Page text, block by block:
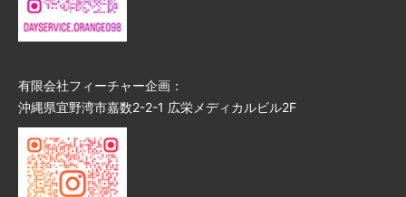
有限会社フィーチャー企画：
沖縄県宜野湾市嘉数2-2-1 広栄メディカルビル2F